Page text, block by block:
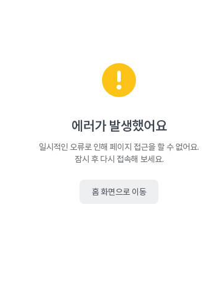
에러가 발생했어요
일시적인 오류로 인해 페이지 접근을 할 수 없어요.
잠시 후 다시 접속해 보세요.
홈 화면으로 이동